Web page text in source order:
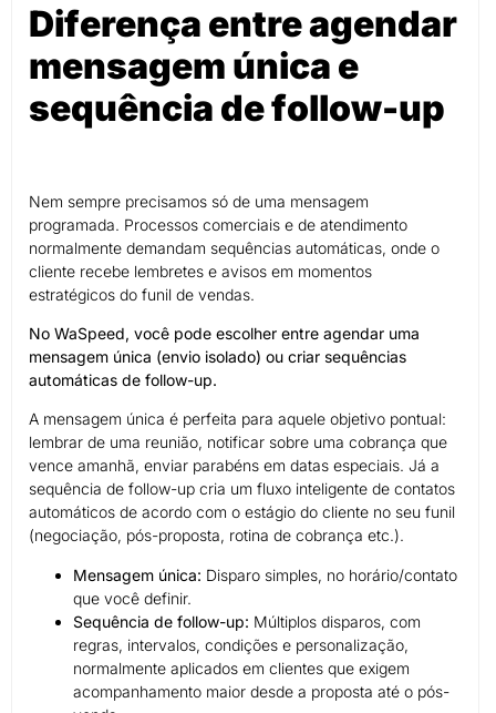
Diferença entre agendar
mensagem única e
sequência de follow-up
Nem sempre precisamos só de uma mensagem
programada. Processos comerciais e de atendimento
normalmente demandam sequências automáticas, onde o
cliente recebe lembretes e avisos em momentos
estratégicos do funil de vendas.
No WaSpeed, você pode escolher entre agendar uma
mensagem única (envio isolado) ou criar sequências
automáticas de follow-up.
A mensagem única é perfeita para aquele objetivo pontual:
lembrar de uma reunião, notificar sobre uma cobrança que
vence amanhã, enviar parabéns em datas especiais. Já a
sequência de follow-up cria um fluxo inteligente de contatos
automáticos de acordo com o estágio do cliente no seu funil
(negociação, pós-proposta, rotina de cobrança etc.).
Mensagem única: Disparo simples, no horário/contato
que você definir.
Sequência de follow-up: Múltiplos disparos, com
regras, intervalos, condições e personalização,
normalmente aplicados em clientes que exigem
acompanhamento maior desde a proposta até o pós-